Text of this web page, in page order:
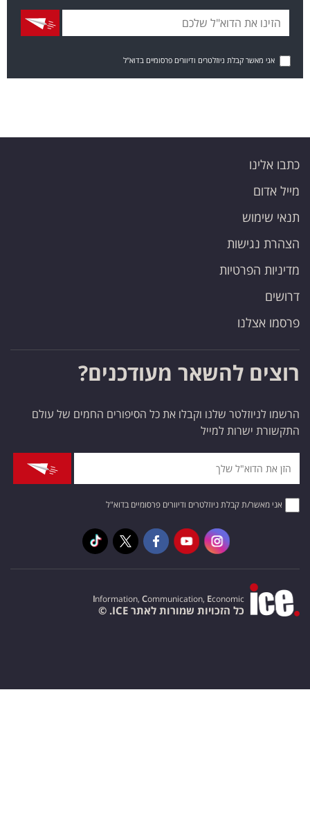
אני מאשר קבלת ניוזלטרים ודיוורים פרסומיים בדוא"ל
כתבו אלינו
מייל אדום
תנאי שימוש
הצהרת נגישות
מדיניות הפרטיות
דרושים
פרסמו אצלנו
רוצים להשאר מעודכנים?
הרשמו לניוזלטר שלנו וקבלו את כל הסיפורים החמים של עולם
התקשורת ישרות למייל
אני מאשר/ת קבלת ניוזלטרים ודיוורים פרסומיים בדוא"ל
Information, Communication, Economic
כל הזכויות שמורות לאתר ICE. ©